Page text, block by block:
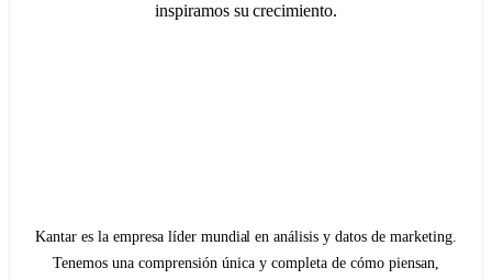
inspiramos su crecimiento.
Kantar es la empresa líder mundial en análisis y datos de marketing.
Tenemos una comprensión única y completa de cómo piensan,